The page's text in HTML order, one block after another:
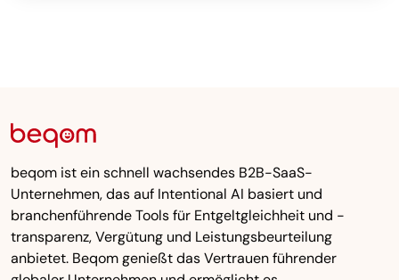
beqom ist ein schnell wachsendes B2B-SaaS-
Unternehmen, das auf Intentional AI basiert und
branchenführende Tools für Entgeltgleichheit und -
transparenz, Vergütung und Leistungsbeurteilung
anbietet. Beqom genießt das Vertrauen führender